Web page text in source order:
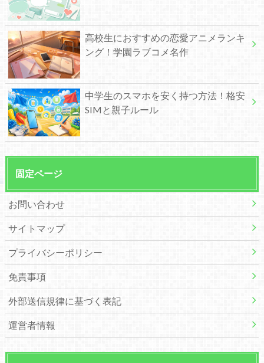
高校生におすすめの恋愛アニメランキ
ング！学園ラブコメ名作
中学生のスマホを安く持つ方法！格安
SIMと親子ルール
固定ページ
お問い合わせ
サイトマップ
プライバシーポリシー
免責事項
外部送信規律に基づく表記
運営者情報